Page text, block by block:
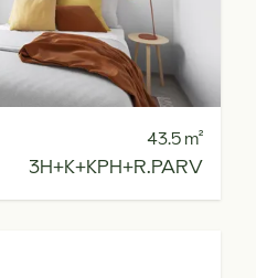
43.5m²
3H+K+KPH+R.PARV